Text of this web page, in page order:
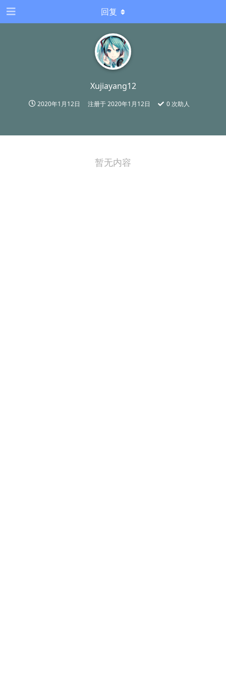
Xujiayang12
2020年1月12日 注册于2020年1月12日 0 次助人
回复
暂无内容